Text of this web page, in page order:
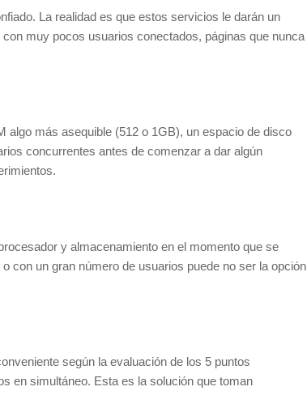
La realidad es que estos servicios le darán un
muy pocos usuarios conectados, páginas que nunca
algo más asequible (512 o 1GB), un espacio de disco
concurrentes antes de comenzar a dar algún
y almacenamiento en el momento que se
con un gran número de usuarios puede no ser la opción
según la evaluación de los 5 puntos
en simultáneo. Esta es la solución que toman